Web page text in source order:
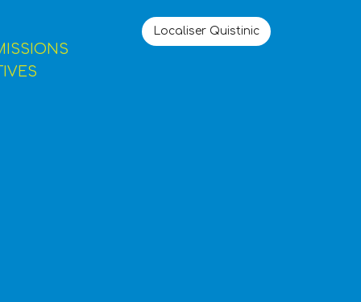
Localiser Quistinic